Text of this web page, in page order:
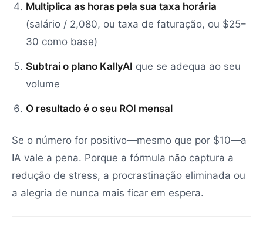
Multiplica as horas pela sua taxa horária
(salário / 2,080, ou taxa de faturação, ou $25–
30 como base)
Subtrai o plano KallyAI que se adequa ao seu
volume
O resultado é o seu ROI mensal
Se o número for positivo—mesmo que por $10—a
IA vale a pena. Porque a fórmula não captura a
redução de stress, a procrastinação eliminada ou
a alegria de nunca mais ficar em espera.